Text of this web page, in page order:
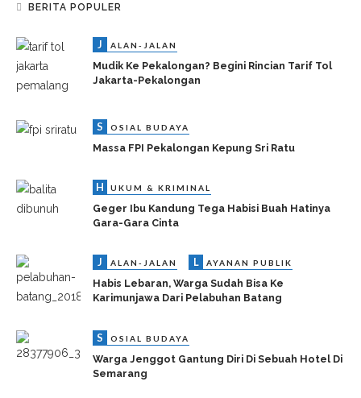
BERITA POPULER
J ALAN-JALAN
Mudik Ke Pekalongan? Begini Rincian Tarif Tol
Jakarta-Pekalongan
S OSIAL BUDAYA
Massa FPI Pekalongan Kepung Sri Ratu
H UKUM & KRIMINAL
Geger Ibu Kandung Tega Habisi Buah Hatinya
Gara-Gara Cinta
J ALAN-JALAN L AYANAN PUBLIK
Habis Lebaran, Warga Sudah Bisa Ke
Karimunjawa Dari Pelabuhan Batang
S OSIAL BUDAYA
Warga Jenggot Gantung Diri Di Sebuah Hotel Di
Semarang